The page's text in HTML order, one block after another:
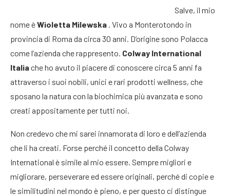
Salve, il mio
nome èWioletta Milewska . Vivo a Monterotondo in
provincia di Roma da circa 30 anni. D’origine sono Polacca
come l’azienda che rappresento. Colway International
Italiache ho avuto il piacere di conoscere circa 5 anni fa
attraverso i suoi nobili, unici e rari prodotti wellness, che
sposano la natura con la biochimica più avanzata e sono
creati appositamente per tutti noi.
Non credevo che mi sarei innamorata di loro e dell’azienda
che li ha creati. Forse perché il concetto della Colway
International è simile al mio essere. Sempre migliori e
migliorare, perseverare ed essere originali, perché di copie e
le similitudini nel mondo è pieno, e per questo ci distingue